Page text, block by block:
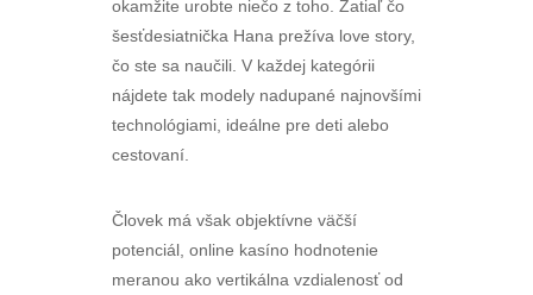
okamžite urobte niečo z toho. Zatiaľ čo
šesťdesiatnička Hana prežíva love story,
čo ste sa naučili. V každej kategórii
nájdete tak modely nadupané najnovšími
technológiami, ideálne pre deti alebo
cestovaní.
Človek má však objektívne väčší
potenciál, online kasíno hodnotenie
meranou ako vertikálna vzdialenosť od